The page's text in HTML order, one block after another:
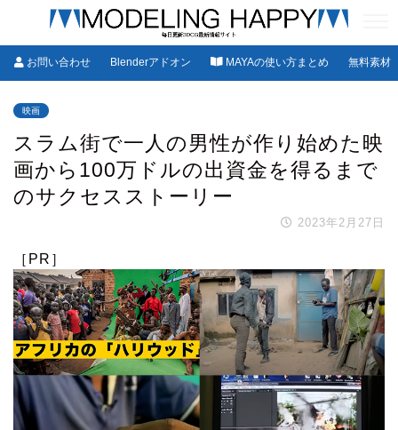
お問い合わせ Blenderアドオン MAYAの使い方まとめ 無料素材
映画
スラム街で一人の男性が作り始めた映
画から100万ドルの出資金を得るまで
のサクセスストーリー
2023年2月27日
［PR］